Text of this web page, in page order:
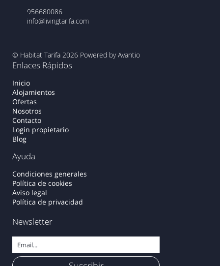
956680086
info@livingtarifa.com
© Habitat Tarifa 2026 Powered by Avantio
Enlaces Rápidos
Inicio
Alojamientos
Ofertas
Nosotros
Contacto
Login propietario
Blog
Ayuda
Condiciones generales
Política de cookies
Aviso legal
Política de privacidad
Newsletter